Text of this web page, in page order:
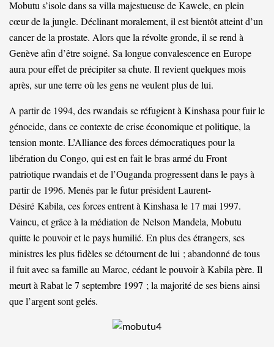
Mobutu s’isole dans sa villa majestueuse de Kawele, en plein
cœur de la jungle. Déclinant moralement, il est bientôt atteint d’un
cancer de la prostate. Alors que la révolte gronde, il se rend à
Genève afin d’être soigné. Sa longue convalescence en Europe
aura pour effet de précipiter sa chute. Il revient quelques mois
après, sur une terre où les gens ne veulent plus de lui.
A partir de 1994, des rwandais se réfugient à Kinshasa pour fuir le
génocide, dans ce contexte de crise économique et politique, la
tension monte. L’Alliance des forces démocratiques pour la
libération du Congo, qui est en fait le bras armé du Front
patriotique rwandais et de l’Ouganda progressent dans le pays à
partir de 1996. Menés par le futur président Laurent-
Désiré Kabila, ces forces entrent à Kinshasa le 17 mai 1997.
Vaincu, et grâce à la médiation de Nelson Mandela, Mobutu
quitte le pouvoir et le pays humilié. En plus des étrangers, ses
ministres les plus fidèles se détournent de lui ; abandonné de tous
il fuit avec sa famille au Maroc, cédant le pouvoir à Kabila père. Il
meurt à Rabat le 7 septembre 1997 ; la majorité de ses biens ainsi
que l’argent sont gelés.